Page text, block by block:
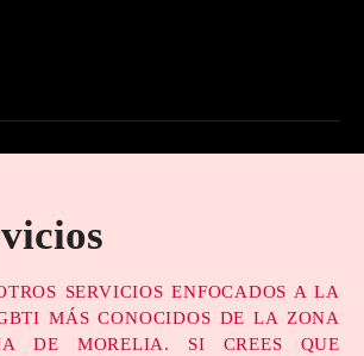
SERVICIOS ENFOCADOS A LA
MÁS CONOCIDOS DE LA ZONA
DE MORELIA. SI CREES QUE